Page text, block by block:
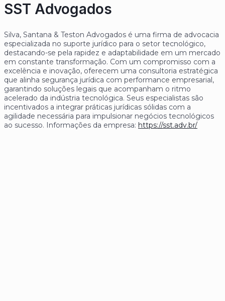
SST Advogados
Silva, Santana & Teston Advogados é uma firma de advocacia
especializada no suporte jurídico para o setor tecnológico,
destacando-se pela rapidez e adaptabilidade em um mercado
em constante transformação. Com um compromisso com a
excelência e inovação, oferecem uma consultoria estratégica
que alinha segurança jurídica com performance empresarial,
garantindo soluções legais que acompanham o ritmo
acelerado da indústria tecnológica. Seus especialistas são
incentivados a integrar práticas jurídicas sólidas com a
agilidade necessária para impulsionar negócios tecnológicos
ao sucesso. Informações da empresa: https://sst.adv.br/